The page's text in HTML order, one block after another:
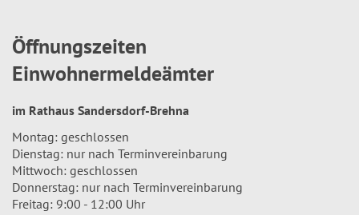
Öffnungszeiten
Einwohnermeldeämter
im Rathaus Sandersdorf-Brehna
Montag: geschlossen
Dienstag: nur nach Terminvereinbarung
Mittwoch: geschlossen
Donnerstag: nur nach Terminvereinbarung
Freitag: 9:00 - 12:00 Uhr